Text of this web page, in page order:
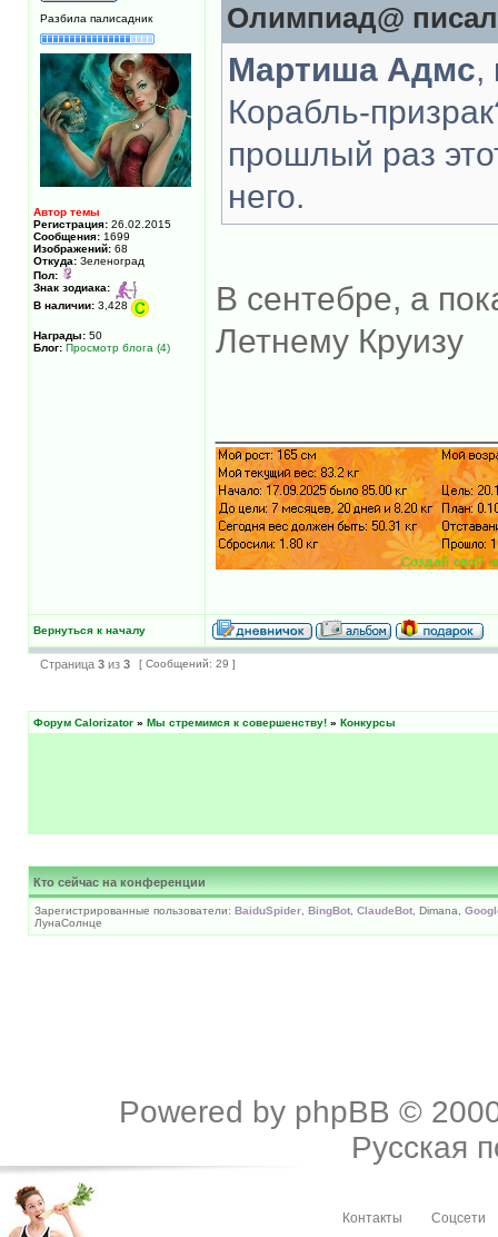
Разбила палисадник
Автор темы
Регистрация: 26.02.2015
Сообщения: 1699
Изображений: 68
Откуда: Зеленоград
Пол:
Знак зодиака:
В наличии: 3,428
Награды: 50
Блог: Просмотр блога (4)
Олимпиад@
Мартиша Адмс,
Корабль-
прошлый раз
него.
В сентебре, а
Летнему Круизу
Вернуться к началу
Страница 3 из 3 [ Сообщений: 29 ]
Форум Calorizator » Мы стремимся к совершенству! » Конкурсы
Кто сейчас на конференции
Зарегистрированные пользователи: BaiduSpider BingBot ClaudeBot , Dimana,
ЛунаСолнце
Powered by phpBB ©
Русская
Контакты Соцсети